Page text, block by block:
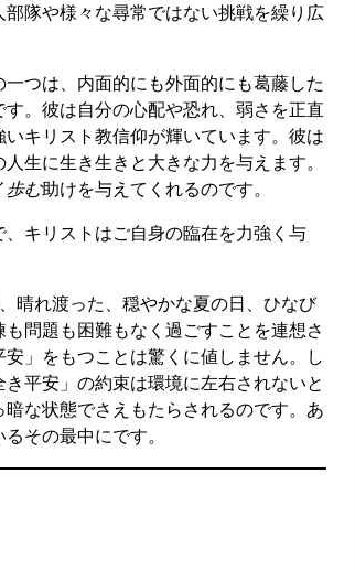
隊や様々な尋常ではない挑戦を繰り広
つは、内面的にも外面的にも葛藤した
。彼は自分の心配や恐れ、弱さを正直
キリスト教信仰が輝いています。彼は
生に生き生きと大きな力を与えます。
歩む助けを与えてくれるのです。
キリストはご自身の臨在を力強く与
晴れ渡った、穏やかな夏の日、ひなび
問題も困難もなく過ごすことを連想さ
」をもつことは驚くに値しません。し
平安」の約束は環境に左右されないと
な状態でさえもたらされるのです。あ
その最中にです。